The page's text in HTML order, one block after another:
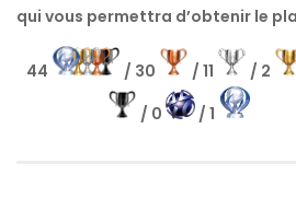
qui vous permettra d’obtenir le
44 / 30 / 11 / 2
/ 0
/ 1